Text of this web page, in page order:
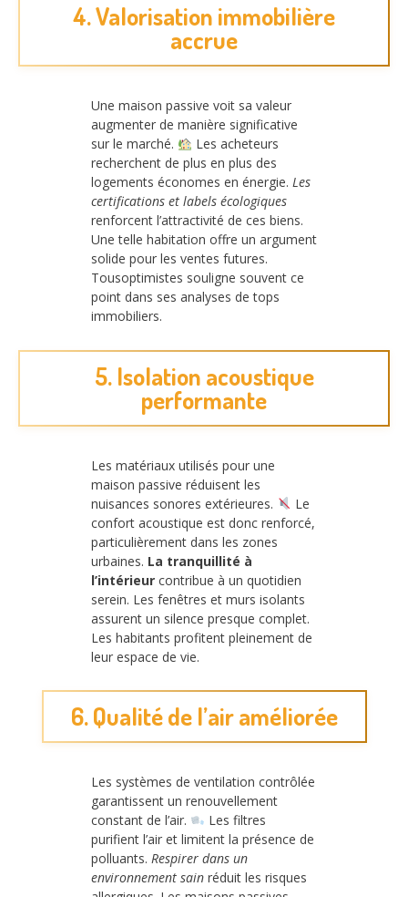
4. Valorisation immobilière
accrue
Une maison passive voit sa valeur
augmenter de manière significative
sur le marché.
Les acheteurs
recherchent de plus en plus des
logements économes en énergie. Les
certifications et labels écologiques
renforcent l’attractivité de ces biens.
Une telle habitation offre un argument
solide pour les ventes futures.
Tousoptimistes souligne souvent ce
point dans ses analyses de tops
immobiliers.
5. Isolation acoustique
performante
Les matériaux utilisés pour une
maison passive réduisent les
nuisances sonores extérieures.
Le
confort acoustique est donc renforcé,
particulièrement dans les zones
urbaines. La tranquillité à
l’intérieur contribue à un quotidien
serein. Les fenêtres et murs isolants
assurent un silence presque complet.
Les habitants profitent pleinement de
leur espace de vie.
6. Qualité de l’air améliorée
Les systèmes de ventilation contrôlée
garantissent un renouvellement
constant de l’air.
Les filtres
purifient l’air et limitent la présence de
polluants. Respirer dans un
environnement sain réduit les risques